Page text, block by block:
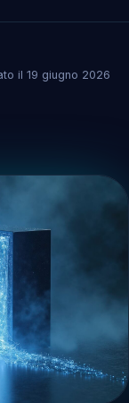
il 19 giugno 2026